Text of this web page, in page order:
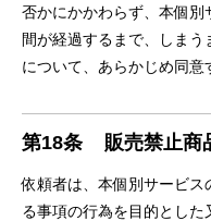
否かにかかわらず、本個別
間が経過するまで、しまう
について、あらかじめ同意
第18条 販売禁止商
依頼者は、本個別サービ
る事項の⾏為を⽬的とし